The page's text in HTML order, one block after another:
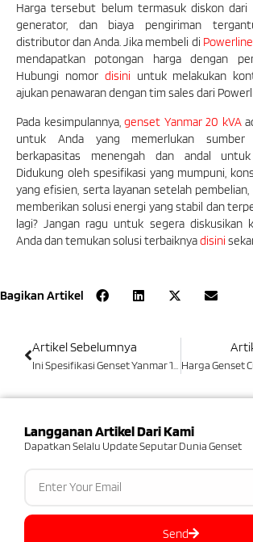
Harga tersebut belum termasuk diskon dari
generator, dan biaya pengiriman
distributor dan Anda. Jika membeli di
mendapatkan potongan harga dengan
Hubungi nomor disini untuk melakukan
ajukan penawaran dengan tim sales dari
Pada kesimpulannya, genset Yanmar 20 kVA
untuk Anda yang memerlukan sumber
berkapasitas menengah dan andal
Didukung oleh spesifikasi yang mumpuni,
yang efisien, serta layanan setelah
memberikan solusi energi yang stabil dan
lagi? Jangan ragu untuk segera diskusikan
Anda dan temukan solusi terbaiknyadisini
Bagikan Artikel
Artikel Sebelumnya
Ini Spesifikasi Genset Yanmar 10 KVA Dan Harganya!
Langganan Artikel Dari Kami
Dapatkan Selalu Update Seputar Dunia Genset
Send